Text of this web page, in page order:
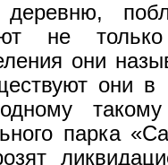
не
они
они в
парка